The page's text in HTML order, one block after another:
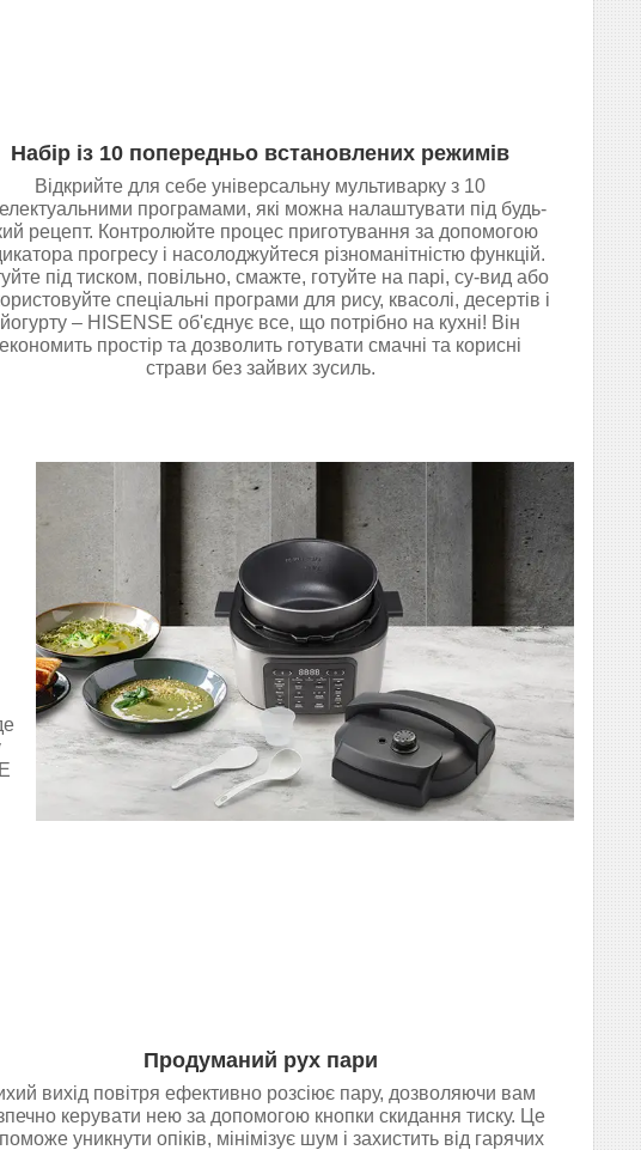
Набір із 10 попередньо встановлених режимів
Відкрийте для себе універсальну мультиварку з 10
програмами, які можна налаштувати під будь-
рецепт. Контролюйте процес приготування за допомогою
прогресу і насолоджуйтеся різноманітністю функцій.
під тиском, повільно, смажте, готуйте на парі, су-вид або
спеціальні програми для рису, квасолі, десертів і
йогурту – HISENSE об'єднує все, що потрібно на кухні! Він
економить простір та дозволить готувати смачні та корисні
страви без зайвих зусиль.
Продуманий рух пари
вихід повітря ефективно розсіює пару, дозволяючи вам
керувати нею за допомогою кнопки скидання тиску. Це
уникнути опіків, мінімізує шум і захистить від гарячих